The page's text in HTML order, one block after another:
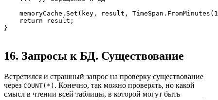
memoryCache.Set(key, result,
    return result;
}
16. Запросы к БД. Существование
Встретился и страшный запрос на проверку существование
через COUNT(*) . Конечно, так можно проверять, но какой
смысл в чтении всей таблицы, в которой могут быть